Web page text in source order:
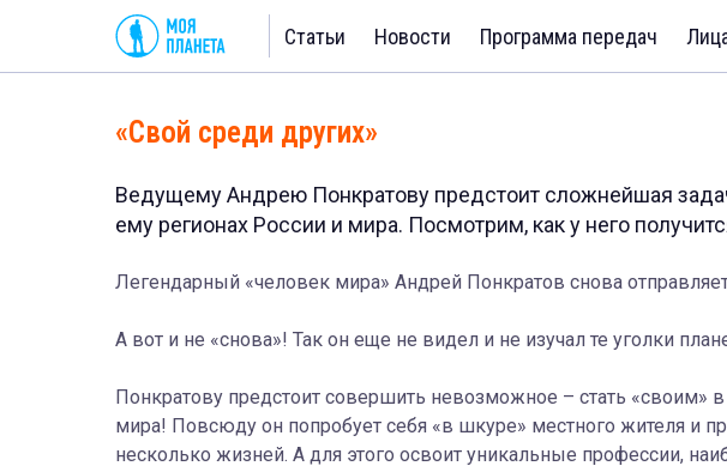
Статьи Новости Программа передач
«Свой среди других»
Ведущему Андрею Понкратову предстоит сложнейшая
ему регионах России и мира. Посмотрим, как у него
Легендарный «человек мира» Андрей Понкратов снова
А вот и не «снова»! Так он еще не видел и не изучал те уголки
Понкратову предстоит совершить невозможное – стать «своим»
мира! Повсюду он попробует себя «в шкуре» местного жителя и
несколько жизней. А для этого освоит уникальные профессии,